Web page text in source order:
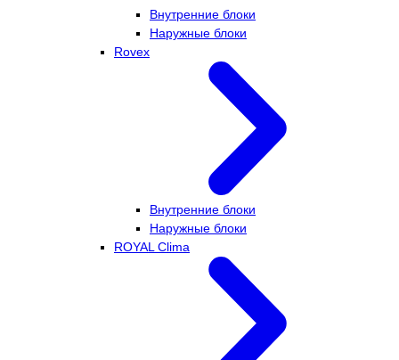
Внутренние блоки
Наружные блоки
Rovex
Внутренние блоки
Наружные блоки
ROYAL Clima